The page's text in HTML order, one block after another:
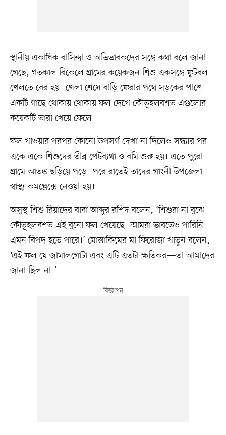
স্থানীয় একাধিক বাসিন্দা ও অভিভাবকদের সঙ্গে কথা বলে জানা
গেছে, গতকাল বিকেলে গ্রামের কয়েকজন শিশু একসঙ্গে ফুটবল
খেলতে বের হয়। খেলা শেষে বাড়ি ফেরার পথে সড়কের পাশে
একটি গাছে থোকায় থোকায় ফল দেখে কৌতূহলবশত এগুলোর
কয়েকটি তারা খেয়ে ফেলে।
ফল খাওয়ার পরপর কোনো উপসর্গ দেখা না দিলেও সন্ধ্যার পর
একে একে শিশুদের তীব্র পেটব্যথা ও বমি শুরু হয়। এতে পুরো
গ্রামে আতঙ্ক ছড়িয়ে পড়ে। পরে রাতেই তাদের গাংনী উপজেলা
স্বাস্থ্য কমপ্লেক্সে নেওয়া হয়।
অসুস্থ শিশু রিয়াদের বাবা আব্দুর রশিদ বলেন, ‘শিশুরা না বুঝে
কৌতূহলবশত এই বুনো ফল খেয়েছে। আমরা ভাবতেও পারিনি
এমন বিপদ হতে পারে।’ মোস্তাকিমের মা ফিরোজা খাতুন বলেন,
‘এই ফল যে জামালগোটা এবং এটি এতটা ক্ষতিকর—তা আমাদের
জানা ছিল না।’